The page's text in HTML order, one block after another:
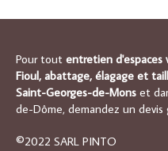
Pour tout entretien d'espaces
Fioul, abattage, élagage et
Saint-Georges-de-Mons et
de-Dôme, demandez un devis
©2022 SARL PINTO